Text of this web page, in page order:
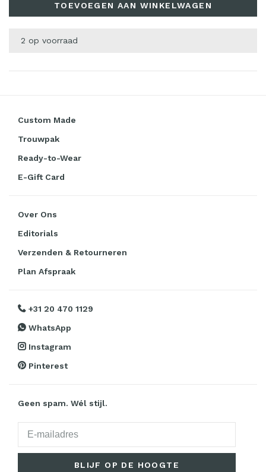
TOEVOEGEN AAN WINKELWAGEN
2 op voorraad
Custom Made
Trouwpak
Ready-to-Wear
E-Gift Card
Over Ons
Editorials
Verzenden & Retourneren
Plan Afspraak
+31 20 470 1129
WhatsApp
Instagram
Pinterest
Geen spam. Wél stijl.
BLIJF OP DE HOOGTE